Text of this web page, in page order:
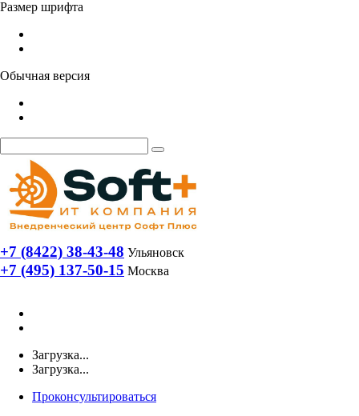
Размер шрифта
Обычная версия
+7 (8422) 38-43-48 Ульяновск
+7 (495) 137-50-15 Москва
Загрузка...
Загрузка...
Проконсультироваться